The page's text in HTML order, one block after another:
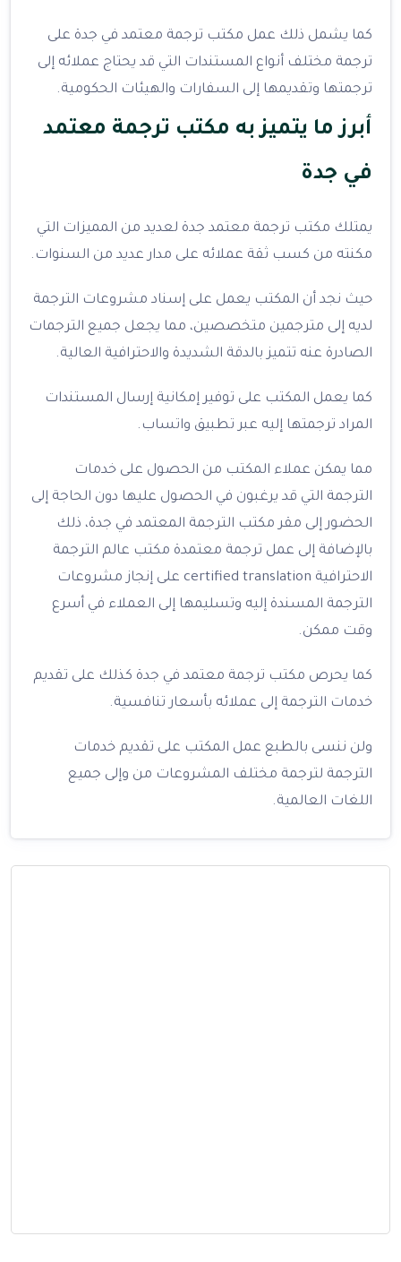
كما يشمل ذلك عمل مكتب ترجمة معتمد في جدة على
ترجمة مختلف أنواع المستندات التي قد يحتاج عملائه إلى
ترجمتها وتقديمها إلى السفارات والهيئات الحكومية.
أبرز ما يتميز به مكتب ترجمة معتمد
في جدة
يمتلك مكتب ترجمة معتمد جدة لعديد من المميزات التي
مكنته من كسب ثقة عملائه على مدار عديد من السنوات.
حيث نجد أن المكتب يعمل على إسناد مشروعات الترجمة
لديه إلى مترجمين متخصصين، مما يجعل جميع الترجمات
الصادرة عنه تتميز بالدقة الشديدة والاحترافية العالية.
كما يعمل المكتب على توفير إمكانية إرسال المستندات
المراد ترجمتها إليه عبر تطبيق واتساب.
مما يمكن عملاء المكتب من الحصول على خدمات
الترجمة التي قد يرغبون في الحصول عليها دون الحاجة إلى
الحضور إلى مقر مكتب الترجمة المعتمد في جدة، ذلك
بالإضافة إلى عمل ترجمة معتمدة مكتب عالم الترجمة
الاحترافية certified translation على إنجاز مشروعات
الترجمة المسندة إليه وتسليمها إلى العملاء في أسرع
وقت ممكن.
كما يحرص مكتب ترجمة معتمد في جدة كذلك على تقديم
خدمات الترجمة إلى عملائه بأسعار تنافسية.
ولن ننسى بالطبع عمل المكتب على تقديم خدمات
الترجمة لترجمة مختلف المشروعات من وإلى جميع
اللغات العالمية.